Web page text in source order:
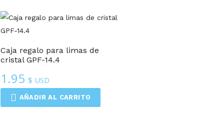
Caja regalo para limas de
cristal GPF-14.4
1.95$ USD
AÑADIR AL CARRITO